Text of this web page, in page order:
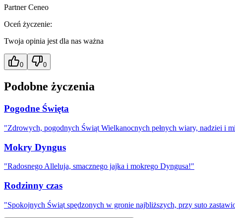
Partner Ceneo
Oceń życzenie:
Twoja opinia jest dla nas ważna
0 0
Podobne życzenia
Pogodne Święta
"Zdrowych, pogodnych Świąt Wielkanocnych pełnych wiary, nadziei i
Mokry Dyngus
"Radosnego Alleluja, smacznego jajka i mokrego Dyngusa!"
Rodzinny czas
"Spokojnych Świąt spędzonych w gronie najbliższych, przy suto